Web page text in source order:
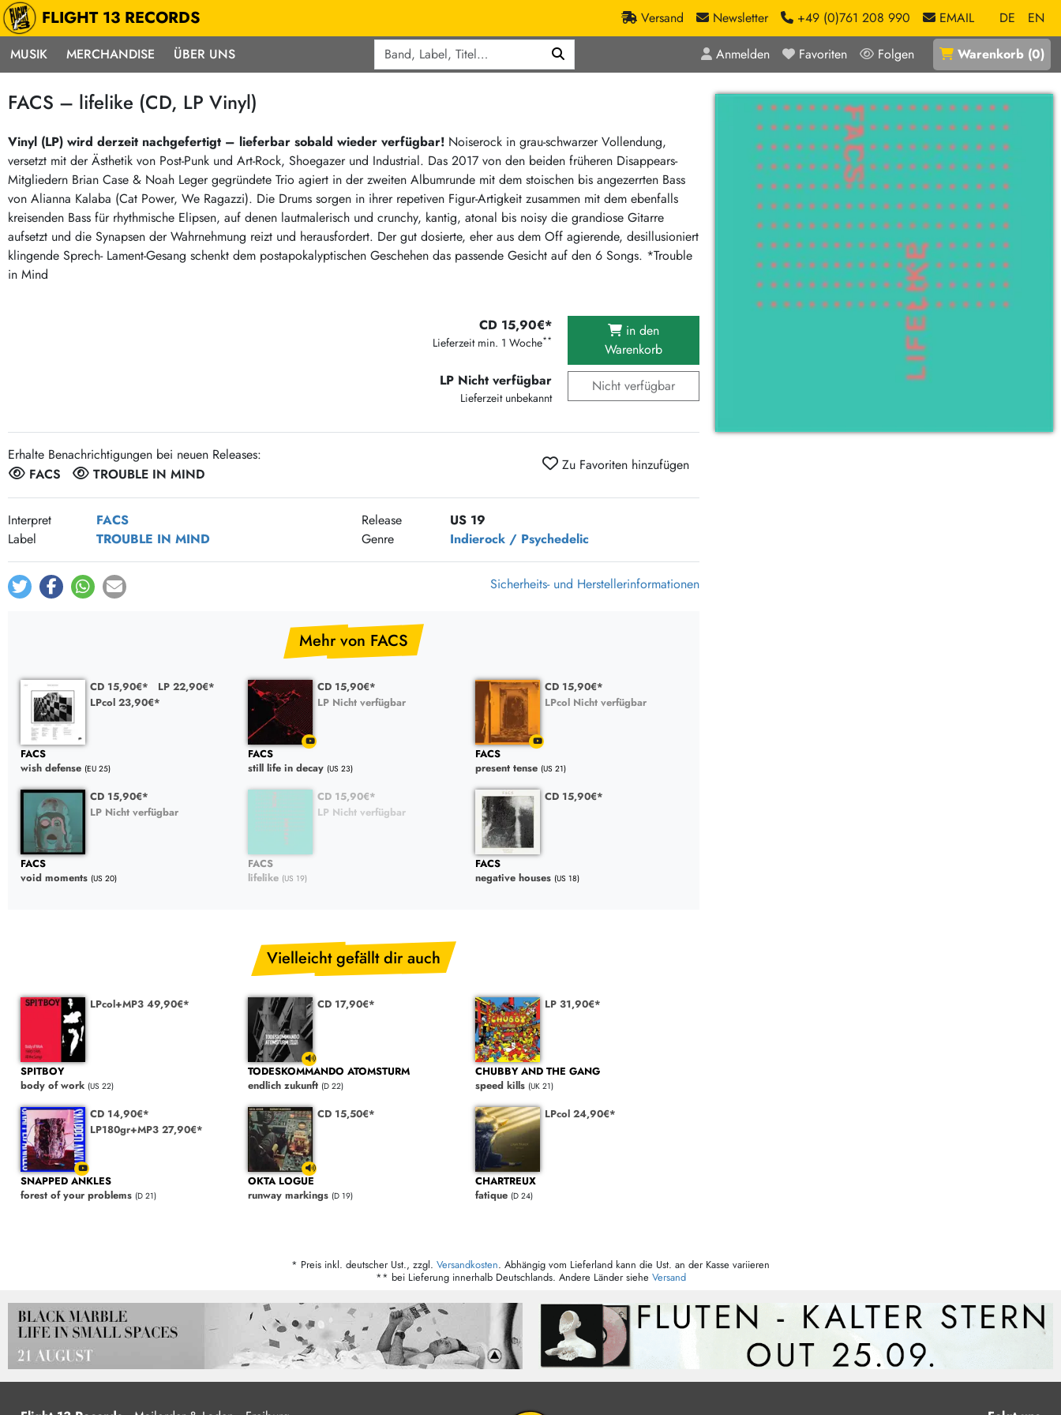
FLIGHT 13 RECORDS Versand Newsletter +49 (0)761 208 990 EMAIL DE
EN
MUSIK
Musik
Alle Neuheiten
Pre-Order
Highlights
Exklusiv & Limitiert
Neu auf Lager
Sonderangebote
Midprice
Punk / HC
Hardcore
Emo
Postpunk / New Wave
Punkrock
60s / Garage
Beat / Surf
60s / Garage / R´n´R
Abstract / Ambient
Electronic Goods
Reggae/Ska
Soul / Exotica / Jazz
Ska
Hiphop
Crazysane Günstiger
Fuzzorama günstiger
Tapete Records günstiger
Sunny Sunny Bastards Summer 26
Warner Rockerwochen
Universal Vinyl Günstig
BMG Aktion
Music on Vinyl-Aktion
375 Aktion Vinyl Q3 2026
Clouds Hill & Broken Silence-Sommer-Aktion
Epitaph Vinyl Günstiger
MERCHANDISE ÜBER UNS Anmelden Favoriten Folgen Warenkorb (0)
FACS – lifelike (CD, LP Vinyl)
Vinyl (LP) wird derzeit nachgefertigt – lieferbar sobald wieder verfügbar! Noiserock in grau-schwarzer Vollendung,
versetzt mit der Ästhetik von Post-Punk und Art-Rock, Shoegazer und Industrial. Das 2017 von den beiden früheren Disappears-
Mitgliedern Brian Case & Noah Leger gegründete Trio agiert in der zweiten Albumrunde mit dem stoischen bis angezerrten Bass
von Alianna Kalaba (Cat Power, We Ragazzi). Die Drums sorgen in ihrer repetiven Figur-Artigkeit zusammen mit dem ebenfalls
kreisenden Bass für rhythmische Elipsen, auf denen lautmalerisch und crunchy, kantig, atonal bis noisy die grandiose Gitarre
aufsetzt und die Synapsen der Wahrnehmung reizt und herausfordert. Der gut dosierte, eher aus dem Off agierende, desillusioniert
klingende Sprech- Lament-Gesang schenkt dem postapokalyptischen Geschehen das passende Gesicht auf den 6 Songs. *Trouble
in Mind
CD 15,90€*
Lieferzeit min. 1 Woche**
in den
Warenkorb
LP Nicht verfügbar
Lieferzeit unbekannt
Nicht verfügbar
Erhalte Benachrichtigungen bei neuen Releases:
FACS
TROUBLE IN MIND
Zu Favoriten hinzufügen
Interpret FACS Release
US 19
Label
TROUBLE IN MIND Genre Indierock / Psychedelic
Sicherheits- und Herstellerinformationen
Mehr von FACS
CD 15,90€*
LP 22,90€*
LPcol 23,90€*
FACS
wish defense (EU 25)
CD 15,90€*
LP Nicht verfügbar
FACS
still life in decay (US 23)
CD 15,90€*
LPcol Nicht verfügbar
FACS
present tense (US 21)
CD 15,90€*
LP Nicht verfügbar
FACS
void moments (US 20)
CD 15,90€*
LP Nicht verfügbar
FACS
lifelike (US 19)
CD 15,90€*
FACS
negative houses (US 18)
Vielleicht gefällt dir auch
LPcol+MP3 49,90€*
SPITBOY
body of work (US 22)
CD 17,90€*
TODESKOMMANDO ATOMSTURM
endlich zukunft (D 22)
LP 31,90€*
CHUBBY AND THE GANG
speed kills (UK 21)
CD 14,90€*
LP180gr+MP3 27,90€*
SNAPPED ANKLES
forest of your problems (D 21)
CD 15,50€*
OKTA LOGUE
runway markings (D 19)
LPcol 24,90€*
CHARTREUX
fatique (D 24)
* Preis inkl. deutscher Ust., zzgl. Versandkosten. Abhängig vom Lieferland kann die Ust. an der Kasse variieren
** bei Lieferung innerhalb Deutschlands. Andere Länder siehe Versand